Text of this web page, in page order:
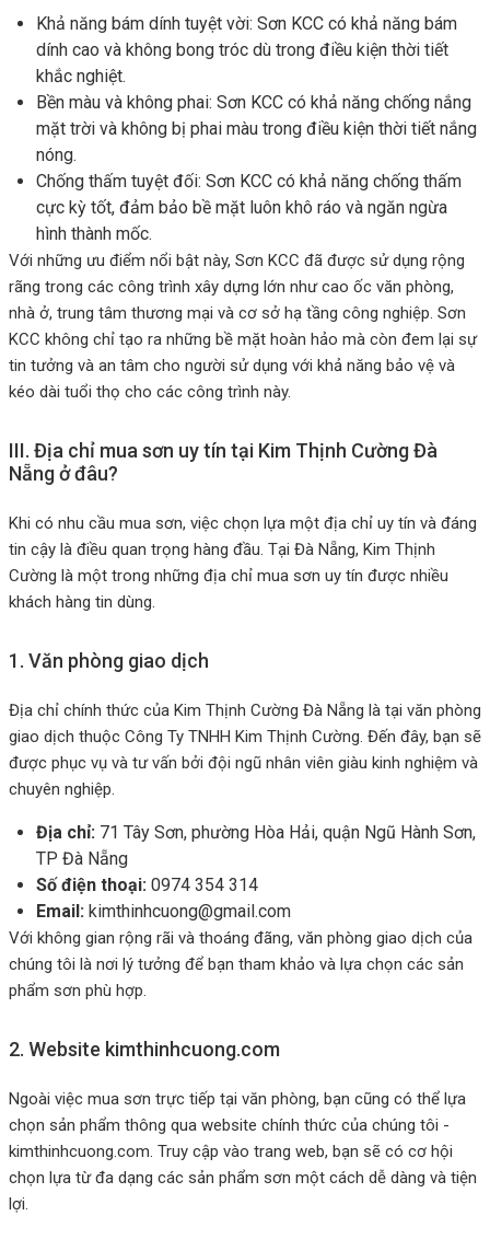
Khả năng bám dính tuyệt vời: Sơn KCC có khả năng bám
dính cao và không bong tróc dù trong điều kiện thời tiết
khắc nghiệt.
Bền màu và không phai: Sơn KCC có khả năng chống nắng
mặt trời và không bị phai màu trong điều kiện thời tiết nắng
nóng.
Chống thấm tuyệt đối: Sơn KCC có khả năng chống thấm
cực kỳ tốt, đảm bảo bề mặt luôn khô ráo và ngăn ngừa
hình thành mốc.
Với những ưu điểm nổi bật này, Sơn KCC đã được sử dụng rộng
rãng trong các công trình xây dựng lớn như cao ốc văn phòng,
nhà ở, trung tâm thương mại và cơ sở hạ tầng công nghiệp. Sơn
KCC không chỉ tạo ra những bề mặt hoàn hảo mà còn đem lại sự
tin tưởng và an tâm cho người sử dụng với khả năng bảo vệ và
kéo dài tuổi thọ cho các công trình này.
III. Địa chỉ mua sơn uy tín tại Kim Thịnh Cường Đà
Nẵng ở đâu?
Khi có nhu cầu mua sơn, việc chọn lựa một địa chỉ uy tín và đáng
tin cậy là điều quan trọng hàng đầu. Tại Đà Nẵng, Kim Thịnh
Cường là một trong những địa chỉ mua sơn uy tín được nhiều
khách hàng tin dùng.
1. Văn phòng giao dịch
Địa chỉ chính thức của Kim Thịnh Cường Đà Nẵng là tại văn phòng
giao dịch thuộc Công Ty TNHH Kim Thịnh Cường. Đến đây, bạn sẽ
được phục vụ và tư vấn bởi đội ngũ nhân viên giàu kinh nghiệm và
chuyên nghiệp.
Địa chỉ: 71 Tây Sơn, phường Hòa Hải, quận Ngũ Hành Sơn,
TP Đà Nẵng
Số điện thoại: 0974 354 314
Email: kimthinhcuong@gmail.com
Với không gian rộng rãi và thoáng đãng, văn phòng giao dịch của
chúng tôi là nơi lý tưởng để bạn tham khảo và lựa chọn các sản
phẩm sơn phù hợp.
2. Website kimthinhcuong.com
Ngoài việc mua sơn trực tiếp tại văn phòng, bạn cũng có thể lựa
chọn sản phẩm thông qua website chính thức của chúng tôi -
kimthinhcuong.com. Truy cập vào trang web, bạn sẽ có cơ hội
chọn lựa từ đa dạng các sản phẩm sơn một cách dễ dàng và tiện
lợi.